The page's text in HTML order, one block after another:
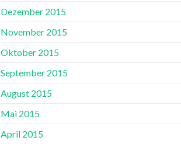
Dezember 2015
November 2015
Oktober 2015
September 2015
August 2015
Mai 2015
April 2015